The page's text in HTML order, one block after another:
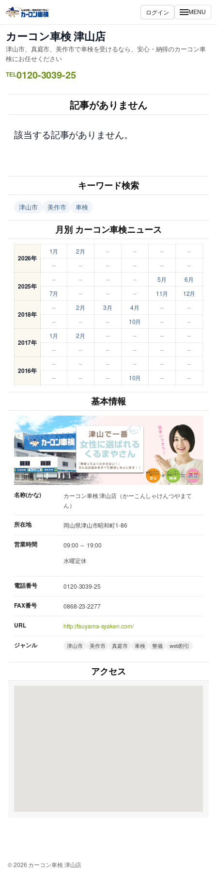
容
ス
キ
ッ
プ
ログイン MENU
カーコン車検 津山店
津山市、真庭市、美作市で車検を受けるなら、安心・納得のカーコン車
検にお任せください
TEL0120-3039-25
記事がありません
該当する記事がありません。
キーワード検索
津山市 美作市 車検
月別 カーコン車検ニュース
2026年
1月 2月 – – –
–
–
– – – – –
2025年
– – – – 5月
6月
7月
– – – 11月 12月
2018年
– 2月 3月 4月 –
–
–
– – 10月 – –
2017年
1月 2月 – – –
–
–
– – – – –
2016年
– – – – –
–
–
– – 10月 – –
基本情報
名称(かな)
カーコン車検 津山店（かーこんしゃけんつやまて
ん）
所在地 岡山県津山市昭和町1-86
営業時間
09:00 ～ 19:00
水曜定休
電話番号 0120-3039-25
FAX番号 0868-23-2277
URL http://tsuyama-syaken.com/
ジャンル 津山市 美作市 真庭市 車検 整備 web割引
アクセス
© 2026 カーコン車検 津山店